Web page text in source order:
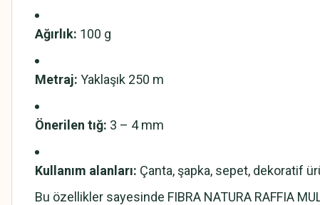
Ağırlık: 100 g
Metraj: Yaklaşık 250 m
Önerilen tığ: 3 – 4 mm
Kullanım alanları: Çanta, şapka, sepet, dekoratif
Bu özellikler sayesinde FIBRA NATURA RAFFIA